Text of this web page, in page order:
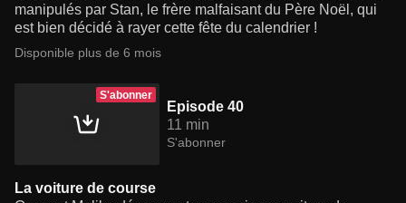
manipulés par Stan, le frère malfaisant du Père Noël, qui
est bien décidé à rayer cette fête du calendrier !
Disponible plus de 6 mois
S'abonner
Episode 40
11 min
S'abonner
La voiture de course